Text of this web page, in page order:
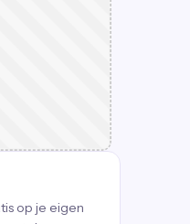
op je eigen